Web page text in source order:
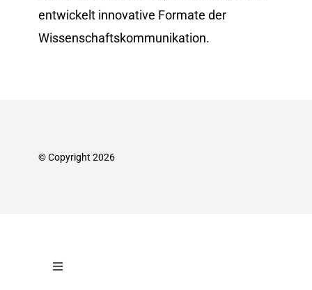
entwickelt innovative Formate der
Wissenschafts­kommunikation.
© Copyright 2026
Toggle